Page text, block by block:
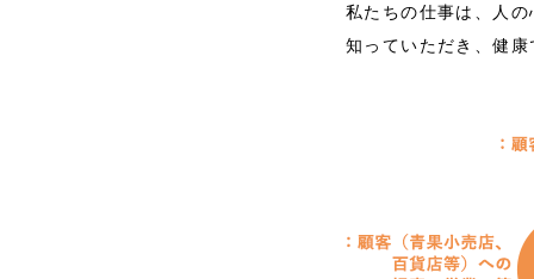
私たちの仕事は、人
知っていただき、健